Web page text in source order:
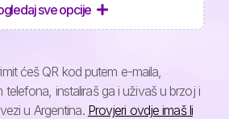
sve opcije
ćeš QR kod putem e-maila,
telefona, instaliraš ga i uživaš u brzoj i
u Argentina. Provjeri ovdje imaš li